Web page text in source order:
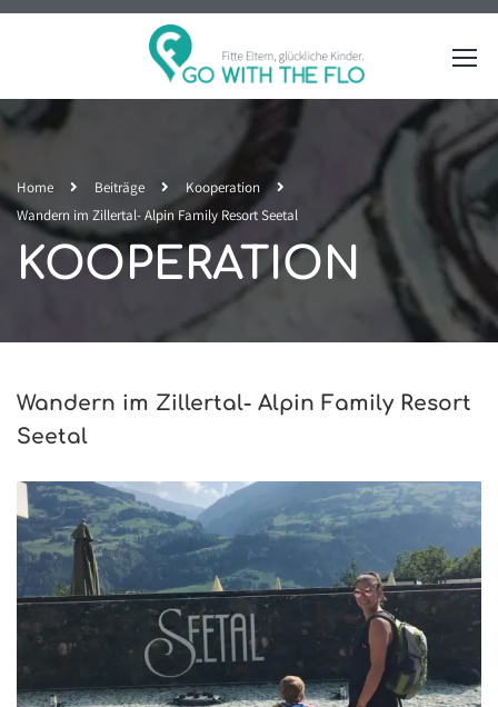
Home Beiträge
Kooperation
Wandern im Zillertal- Alpin Family Resort Seetal
KOOPERATION
Wandern im Zillertal- Alpin Family Resort
Seetal